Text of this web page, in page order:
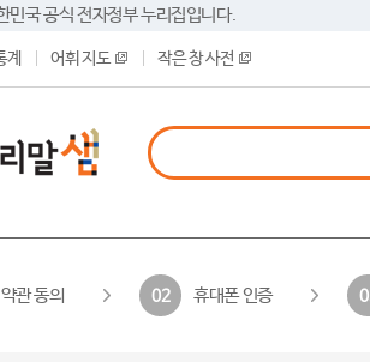
민국 공식 전자정부 누리집입니다.
계 어휘 지도 작은 창 사전
관 동의 02 휴대폰 인증